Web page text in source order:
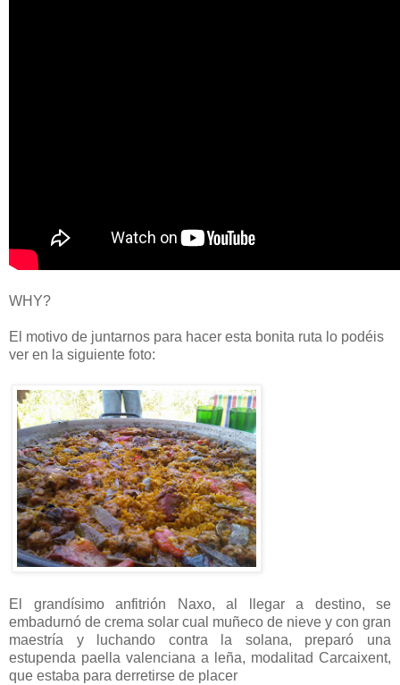
WHY?
El motivo de juntarnos para hacer esta bonita ruta lo podéis
ver en la siguiente foto:
El grandísimo anfitrión Naxo, al llegar a destino, se
embadurnó de crema solar cual muñeco de nieve y con gran
maestría y luchando contra la solana, preparó una
estupenda paella valenciana a leña, modalitad Carcaixent,
que estaba para derretirse de placer